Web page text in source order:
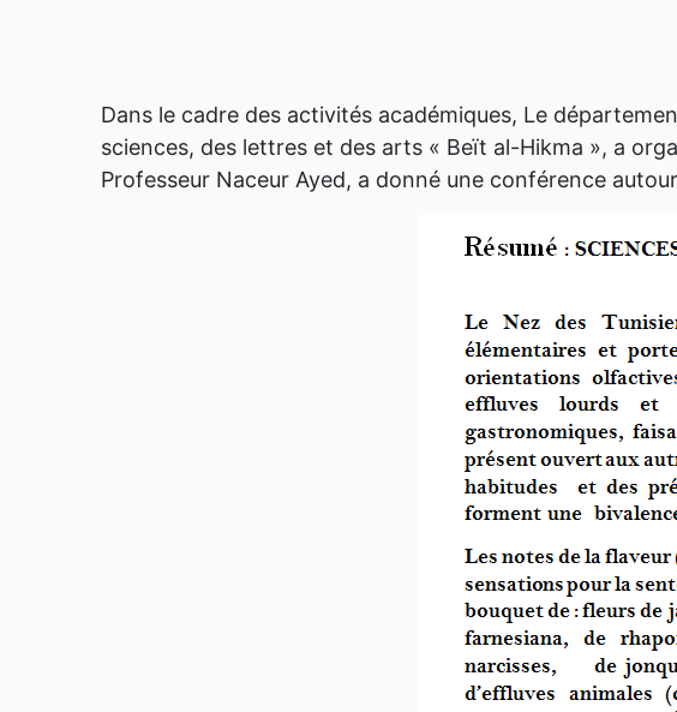
Dans le cadre des activités académiques, Le
sciences, des lettres et des arts « Beït al-Hikma », a
Professeur Naceur Ayed, a donné une conférence